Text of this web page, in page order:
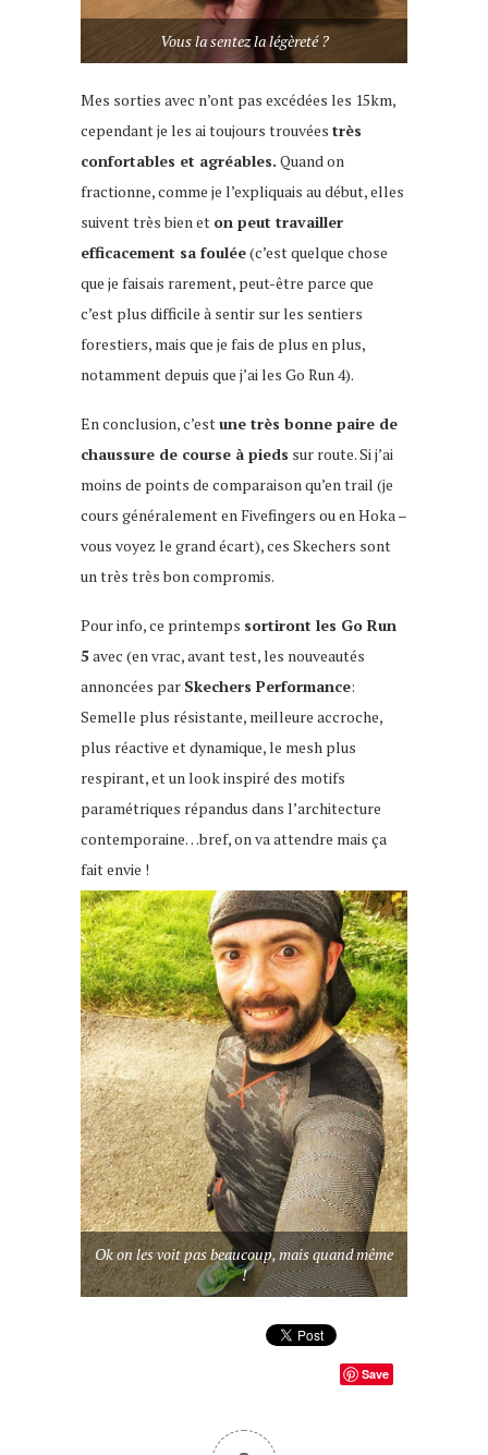
Vous la sentez la légèreté ?
Mes sorties avec n’ont pas excédées les 15km,
cependant je les ai toujours trouvées très
confortables et agréables. Quand on
fractionne, comme je l’expliquais au début, elles
suivent très bien et on peut travailler
efficacement sa foulée(c’est quelque chose
que je faisais rarement, peut-être parce que
c’est plus difficile à sentir sur les sentiers
forestiers, mais que je fais de plus en plus,
notamment depuis que j’ai les Go Run 4).
En conclusion, c’estune très bonne paire de
chaussure de course à pieds sur route. Si j’ai
moins de points de comparaison qu’en trail (je
cours généralement en Fivefingers ou en Hoka –
vous voyez le grand écart), ces Skechers sont
un très très bon compromis.
Pour info, ce printemps sortiront les Go Run
5avec (en vrac, avant test, les nouveautés
annoncées par Skechers Performance:
Semelle plus résistante, meilleure accroche,
plus réactive et dynamique, le mesh plus
respirant, et un look inspiré des motifs
paramétriques répandus dans l’architecture
contemporaine…bref, on va attendre mais ça
fait envie !
Ok on les voit pas beaucoup, mais quand même
!
Save